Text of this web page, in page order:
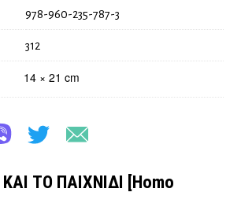
14 × 21 cm
978-960-235-787-3
312
ΤΟ ΠΑΙΧΝΙΔΙ [Homo